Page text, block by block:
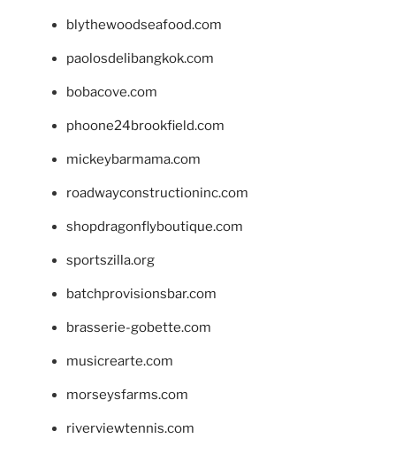
blythewoodseafood.com
paolosdelibangkok.com
bobacove.com
phoone24brookfield.com
mickeybarmama.com
roadwayconstructioninc.com
shopdragonflyboutique.com
sportszilla.org
batchprovisionsbar.com
brasserie-gobette.com
musicrearte.com
morseysfarms.com
riverviewtennis.com